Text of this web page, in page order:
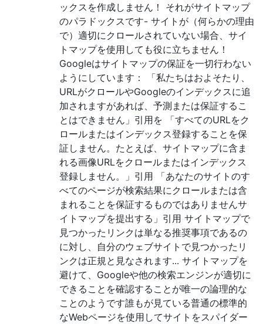
ックスを作成しません！ それがサイトマップ
のパラドックスです- サイトが（何らかの理由
で）適切にクロールされていない場合、サイ
トマップを使用しても役に立ちません！
Googleはサイトマップの保証を一切行わない
ようにしています： 「私たちはおよそたり、
URLがクロールやGoogleのインデックスに追
加されますがあれば、予測または保証するこ
とはできません」引用を 「すべてのURLをク
ロールまたはインデックス登録することを保
証しません。たとえば、サイトマップに含ま
れる画像URLをクロールまたはインデックス
登録しません。」引用 「あなたのサイトのす
べてのページが検索結果にクロールまたは含
まれることを保証するものではありませんサ
イトマップを提出する」引用 サイトマップで
見つかったリンクは単なる推奨事項であるの
に対し、自分のウェブサイトで見つかったリ
ンクは正規と見なされます... サイトマップを
避けて、Googleや他の検索エンジンが適切に
できることを確認することが唯一の論理的な
ことのようです誰もが見ている普通の標準的
なWebページを使用してサイトをスパイダー